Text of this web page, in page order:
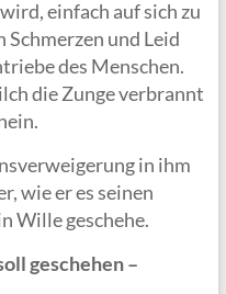
einfach auf sich zu
Schmerzen und Leid
des Menschen.
die Zunge verbrannt
in ihm
wie er es seinen
Wille geschehe.
geschehen –